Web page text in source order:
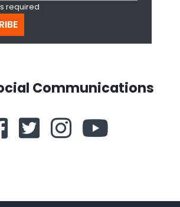
required
Communications